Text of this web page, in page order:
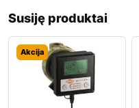
Susiję produktai
Akcija